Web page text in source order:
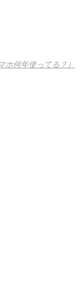
ホ何年使ってる？）